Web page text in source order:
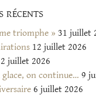
récents
triomphe » 31 juillet
12 juillet 2026
juillet 2026
glace, on continue… 9
6 juillet 2026